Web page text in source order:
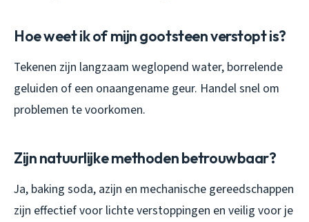
Hoe weet ik of mijn gootsteen verstopt is?
Tekenen zijn langzaam weglopend water, borrelende
geluiden of een onaangename geur. Handel snel om
problemen te voorkomen.
Zijn natuurlijke methoden betrouwbaar?
Ja, baking soda, azijn en mechanische gereedschappen
zijn effectief voor lichte verstoppingen en veilig voor je